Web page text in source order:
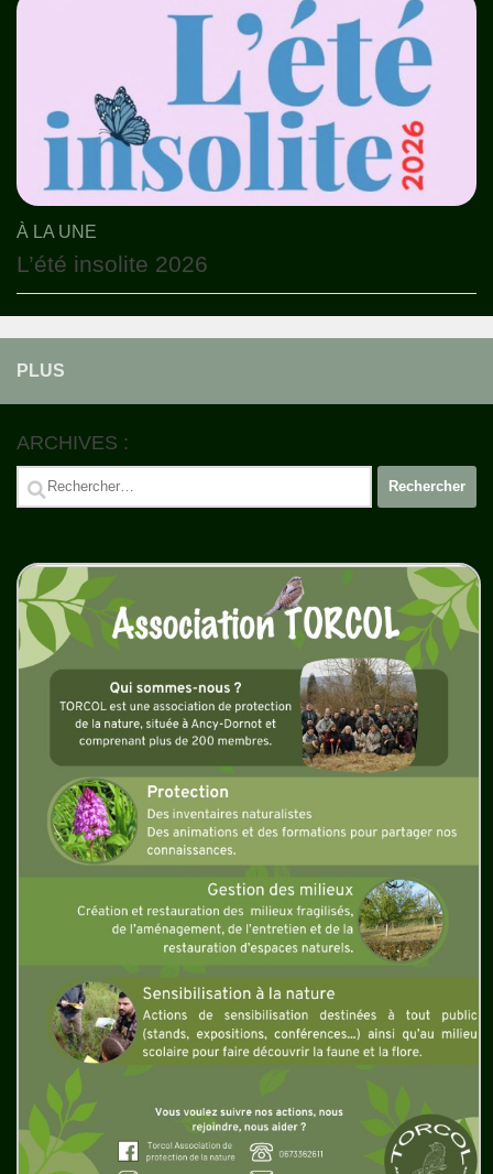
À LA UNE
L’été insolite 2026
PLUS
ARCHIVES :
Rechercher :